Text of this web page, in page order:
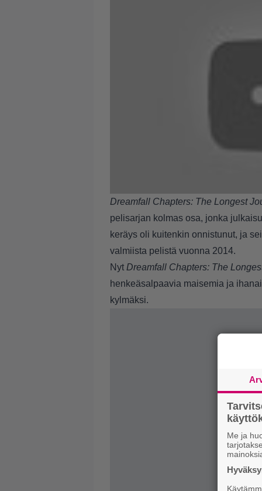
Dreamfall Chapters: The Longest
pelisarjan kolmas osa, jonka
keräys oli kuitenkin onnistunut, ja
valmiista pelistä vuonna 2014.
Nyt Dreamfall Chapters: The
henkeäsalpaavia maisemia ja
kylmäksi.
Me ja